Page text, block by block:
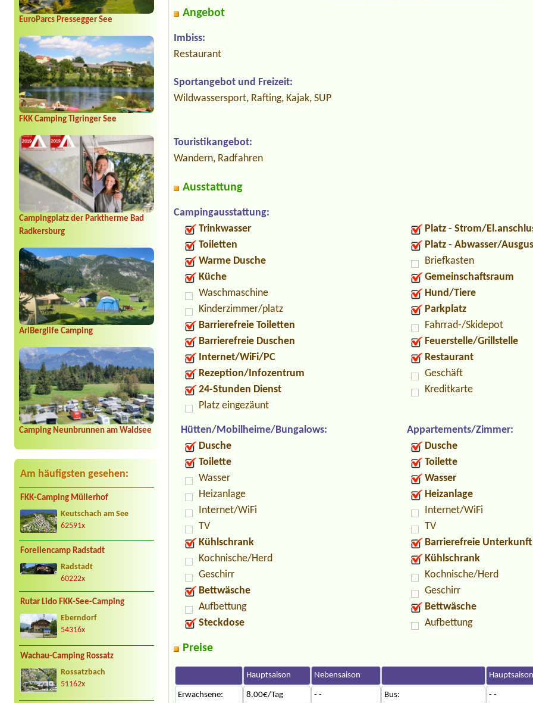
EuroParcs Pressegger See
FKK Camping Tigringer See
Campingplatz der Parktherme Bad
Radkersburg
ArlBerglife Camping
Camping Neunbrunnen am Waldsee
Am häufigsten gesehen:
FKK-Camping Müllerhof
Keutschach am See
62591x
Forellencamp Radstadt
Radstadt
60222x
Rutar Lido FKK-See-Camping
Eberndorf
54316x
Wachau-Camping Rossatz
Rossatzbach
51162x
Angebot
Imbiss:
Restaurant
Sportangebot und Freizeit:
Wildwassersport, Rafting, Kajak, SUP
Touristikangebot:
Wandern, Radfahren
Ausstattung
Campingausstattung:
Trinkwasser
Toiletten
Warme Dusche
Küche
Waschmaschine
Kinderzimmer/platz
Barrierefreie Toiletten
Barrierefreie Duschen
Internet/WiFi/PC
Rezeption/Infozentrum
24-Stunden Dienst
Platz eingezäunt
Platz - Strom/
Platz - Abwasser/
Briefkasten
Gemeinschaftsraum
Hund/Tiere
Parkplatz
Fahrrad-/Skidepot
Feuerstelle/Grillstelle
Restaurant
Geschäft
Kreditkarte
Hütten/Mobilheime/Bungalows:
Dusche
Toilette
Wasser
Heizanlage
Internet/WiFi
TV
Kühlschrank
Kochnische/Herd
Geschirr
Bettwäsche
Aufbettung
Steckdose
Appartements/Zimmer:
Dusche
Toilette
Wasser
Heizanlage
Internet/WiFi
TV
Barrierefreie Unterkunft
Kühlschrank
Kochnische/Herd
Geschirr
Bettwäsche
Aufbettung
Preise
Hauptsaison Nebensaison Hauptsaison
Erwachsene: 8.00€/Tag - - Bus: - -